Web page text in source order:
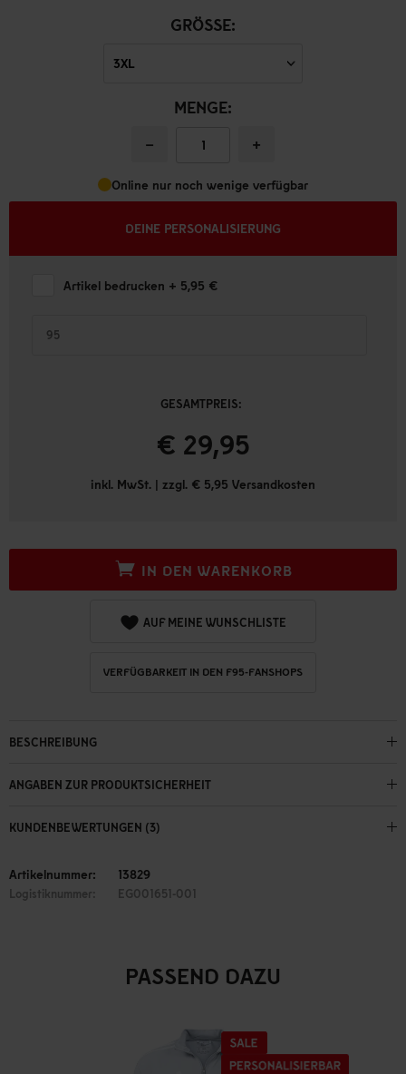
GRÖSSE:
MENGE:
− +
Online nur noch wenige verfügbar
DEINE PERSONALISIERUNG
Artikel bedrucken + 5,95 €
GESAMTPREIS:
€ 29,95
inkl. MwSt. | zzgl. € 5,95 Versandkosten
IN DEN WARENKORB
AUF MEINE WUNSCHLISTE
VERFÜGBARKEIT IN DEN F95-FANSHOPS
BESCHREIBUNG
ANGABEN ZUR PRODUKTSICHERHEIT
KUNDENBEWERTUNGEN (3)
Artikelnummer: 13829
Logistiknummer: EG001651-001
PASSEND DAZU